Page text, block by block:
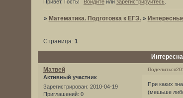
Привет, Гость! Войдите или зарегистрируйтесь
» Математика. Подготовка к ЕГЭ. »
Страница: 1
Поделиться
Матвей
Активный участник
Зарегистрирован: 2010-04-19
Приглашений: 0
При каких
(мешьше